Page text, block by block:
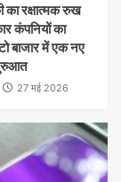
का रक्षात्मक रुख
कंपनियों का
बाजार में एक नए
27 मई 2026